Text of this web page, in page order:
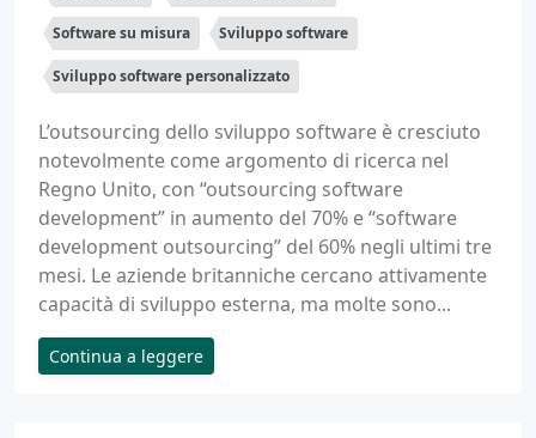
Software su misura Sviluppo software
Sviluppo software personalizzato
L’outsourcing dello sviluppo software è cresciuto
notevolmente come argomento di ricerca nel
Regno Unito, con “outsourcing software
development” in aumento del 70% e “software
development outsourcing” del 60% negli ultimi tre
mesi. Le aziende britanniche cercano attivamente
capacità di sviluppo esterna, ma molte sono...
Continua a leggere